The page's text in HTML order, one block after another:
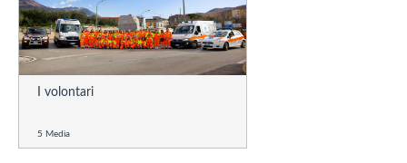
I volontari
5 Media